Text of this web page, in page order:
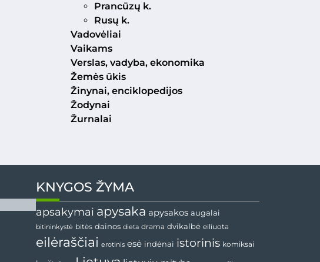
Prancūzų k.
Rusų k.
Vadovėliai
Vaikams
Verslas, vadyba, ekonomika
Žemės ūkis
Žinynai, enciklopedijos
Žodynai
Žurnalai
KNYGOS ŽYMA
apsakymai apysaka apysakos augalai
bitininkystė bitės dainos dieta drama dvikalbė eiliuota
eilėraščiai erotinis esė indėnai istorinis komiksai